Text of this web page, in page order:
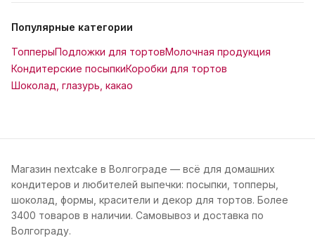
Популярные категории
ТопперыПодложки для тортовМолочная продукция
Кондитерские посыпкиКоробки для тортов
Шоколад, глазурь, какао
Магазин nextcake в Волгограде — всё для домашних
кондитеров и любителей выпечки: посыпки, топперы,
шоколад, формы, красители и декор для тортов. Более
3400 товаров в наличии. Самовывоз и доставка по
Волгограду.